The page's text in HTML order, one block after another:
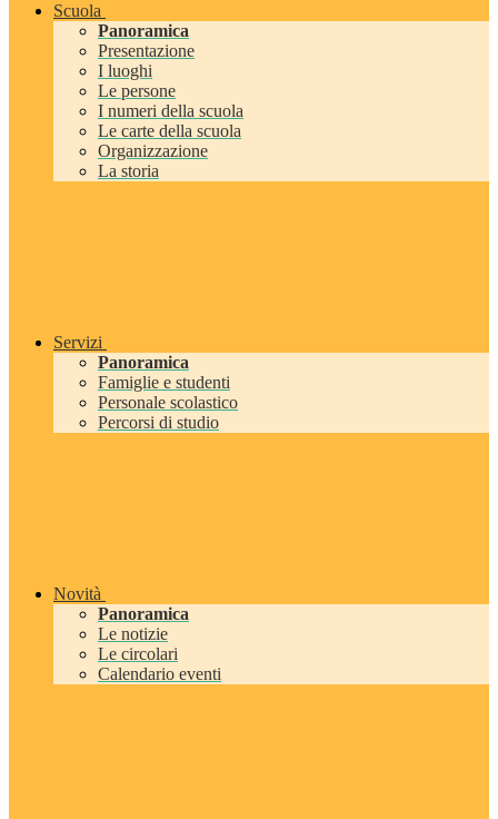
Scuola
Panoramica
Presentazione
I luoghi
Le persone
I numeri della scuola
Le carte della scuola
Organizzazione
La storia
Servizi
Panoramica
Famiglie e studenti
Personale scolastico
Percorsi di studio
Novità
Panoramica
Le notizie
Le circolari
Calendario eventi